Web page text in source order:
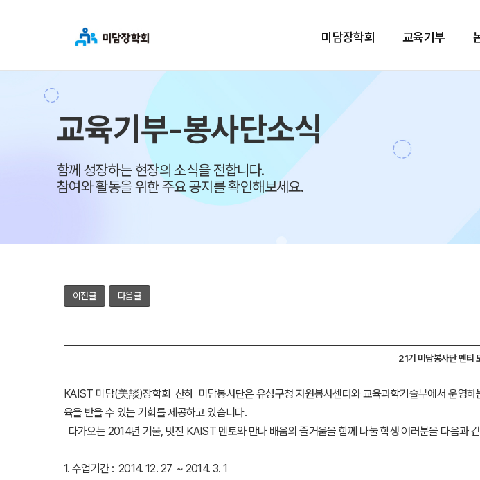
미담장학회 교육기부
교육기부-봉사단소식
함께 성장하는 현장의 소식을 전합니다.
참여와 활동을 위한 주요 공지를 확인해보세요.
이전글 다음글
21기 미담봉사단 멘티
KAIST 미담(美談)장학회 산하 미담봉사단은 유성구청 자원봉사센터와 교육과학기술부에서 운영
육을 받을 수 있는 기회를 제공하고 있습니다.
다가오는 2014년 겨울, 멋진 KAIST 멘토와 만나 배움의 즐거움을 함께 나눌 학생 여러분을 다음과
1. 수업기간 : 2014. 12. 27 ~ 2014. 3. 1